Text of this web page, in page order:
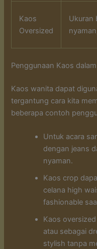
Kaos
Oversized
Ukuran
Penggunaan Kaos
Kaos wanita dapat
tergantung cara kita
beberapa contoh
Untuk acara
dengan jeans
nyaman.
Kaos crop
celana high
fashionable
Kaos
atau sebagai
stylish tanpa